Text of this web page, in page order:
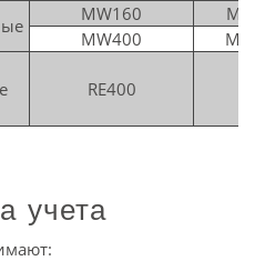
MW160
MW400
RE400
учета